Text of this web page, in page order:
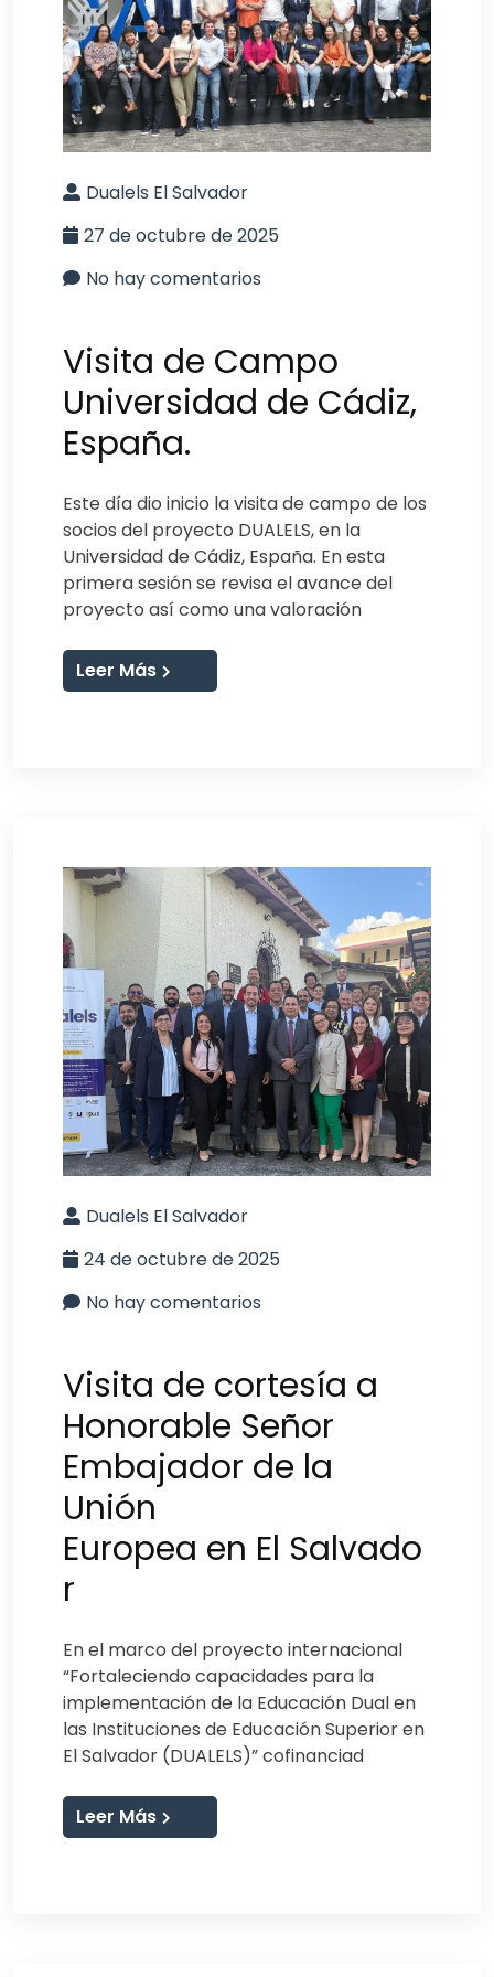
Dualels El Salvador
27 de octubre de 2025
No hay comentarios
Visita de Campo
Universidad de Cádiz,
España.
Este día dio inicio la visita de campo de los
socios del proyecto DUALELS, en la
Universidad de Cádiz, España. En esta
primera sesión se revisa el avance del
proyecto así como una valoración
Leer Más
Dualels El Salvador
24 de octubre de 2025
No hay comentarios
Visita de cortesía a
Honorable Señor
Embajador de la
Unión
Europea en El Salvado
r
En el marco del proyecto internacional
“Fortaleciendo capacidades para la
implementación de la Educación Dual en
las Instituciones de Educación Superior en
El Salvador (DUALELS)” cofinanciad
Leer Más